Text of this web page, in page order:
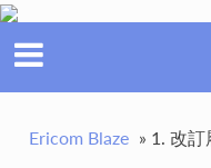
Ericom Blaze » 1. 改訂